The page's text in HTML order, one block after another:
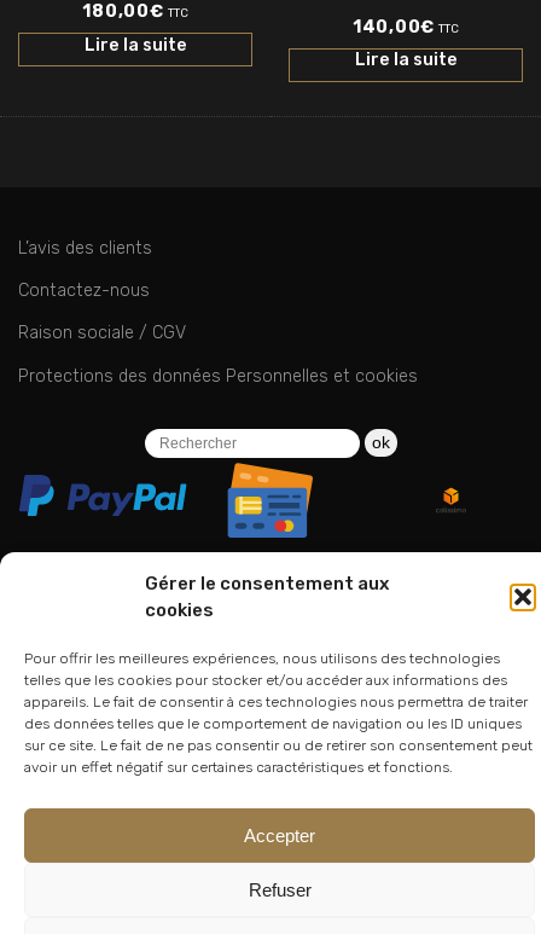
Gérer le consentement aux
cookies
Pour offrir les meilleures expériences, nous utilisons des technologies
telles que les cookies pour stocker et/ou accéder aux informations des
appareils. Le fait de consentir à ces technologies nous permettra de traiter
des données telles que le comportement de navigation ou les ID uniques
sur ce site. Le fait de ne pas consentir ou de retirer son consentement peut
avoir un effet négatif sur certaines caractéristiques et fonctions.
Accepter
Refuser
180,00€ TTC
Lire la suite
140,00€ TTC
Lire la suite
L’avis des clients
Contactez-nous
Raison sociale / CGV
Protections des données Personnelles et cookies
ok
01 75 33 00 85
Atelier Lesoon |King Bee Std